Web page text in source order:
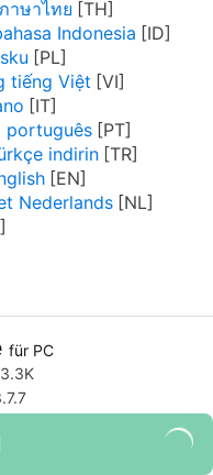
าษาไทย
Indonesia
tiếng Việt
português
indirin
Nederlands
für PC